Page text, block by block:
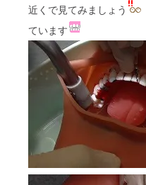
近くで見てみましょう
ています